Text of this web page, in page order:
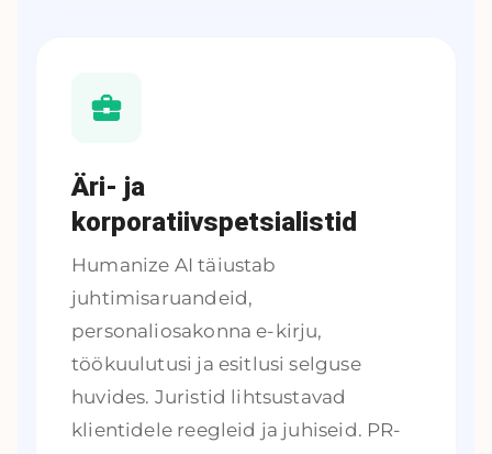
Äri- ja
korporatiivspetsialistid
Humanize AI täiustab
juhtimisaruandeid,
personaliosakonna e-kirju,
töökuulutusi ja esitlusi selguse
huvides. Juristid lihtsustavad
klientidele reegleid ja juhiseid. PR-